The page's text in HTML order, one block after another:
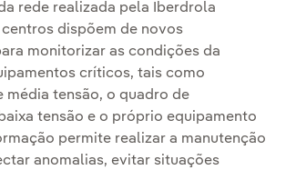
rede realizada pela Iberdrola
dispõem de novos
monitorizar as condições da
críticos, tais como
média tensão, o quadro de
tensão e o próprio equipamento
permite realizar a manutenção
anomalias, evitar situações